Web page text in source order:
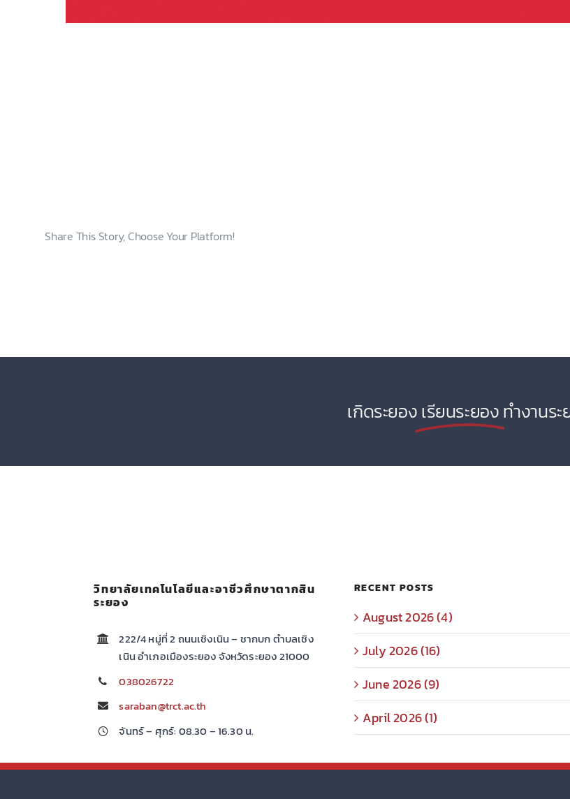
Share This Story, Choose Your Platform!
เกิดระยองเรียนระยองทำงานร
วิทยาลัยเทคโนโลยีและอาชีวศึกษาตากสิน
ระยอง
222/4 หมู่ที่ 2 ถนนเชิงเนิน – ชากบก ตำบลเชิง
เนิน อำเภอเมืองระยอง จังหวัดระยอง 21000
038026722
saraban@trct.ac.th
จันทร์ – ศุกร์: 08.30 – 16.30 น.
RECENT POSTS
August 2026 (4)
July 2026 (16)
June 2026 (9)
April 2026 (1)